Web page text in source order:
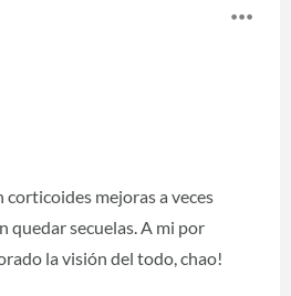
corticoides mejoras a veces
quedar secuelas. A mi por
la visión del todo, chao!